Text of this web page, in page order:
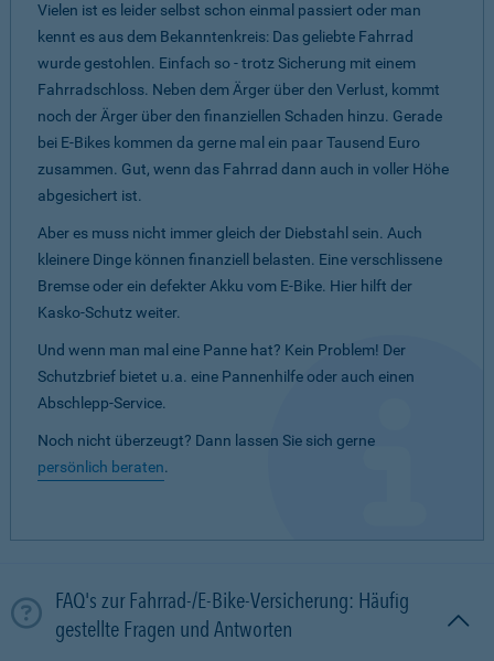
Vielen ist es leider selbst schon einmal passiert oder man
kennt es aus dem Bekanntenkreis: Das geliebte Fahrrad
wurde gestohlen. Einfach so - trotz Sicherung mit einem
Fahrradschloss. Neben dem Ärger über den Verlust, kommt
noch der Ärger über den finanziellen Schaden hinzu. Gerade
bei E-Bikes kommen da gerne mal ein paar Tausend Euro
zusammen. Gut, wenn das Fahrrad dann auch in voller Höhe
abgesichert ist.
Aber es muss nicht immer gleich der Diebstahl sein. Auch
kleinere Dinge können finanziell belasten. Eine verschlissene
Bremse oder ein defekter Akku vom E-Bike. Hier hilft der
Kasko-Schutz weiter.
Und wenn man mal eine Panne hat? Kein Problem! Der
Schutzbrief bietet u.a. eine Pannenhilfe oder auch einen
Abschlepp-Service.
Noch nicht überzeugt? Dann lassen Sie sich gerne
persönlich beraten.
FAQ's zur Fahrrad-/E-Bike-Versicherung: Häufig
gestellte Fragen und Antworten